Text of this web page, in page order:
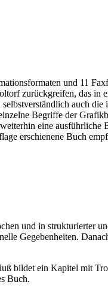
und 11
zurückgreifen, das in
auch
Begriffe der
eine
erschienene Buch
und in strukturierter
Gegebenheiten.
bildet ein Kapitel mit
Buch.